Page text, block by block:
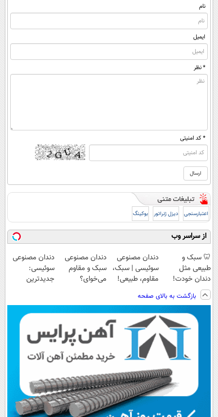
نام
ایمیل
* نظر
* کد امنیتی
اعتبارسنجی دیزل ژنراتور بوکینگ
از سراسر وب
🦷 سبک و
طبیعی مثل
دندان خودت!
نصب آسان و
پرداخت اقساطی
💳 📍 تهران
دندان مصنوعی
سوئیسی | سبک،
مقاوم، طبیعی!
رایگان+پرداخت
اقساطی😍
دندان مصنوعی
سبک و مقاوم
می‌خوای؟
📍تهران
دندان مصنوعی
سوئیسی:
جدیدترین
پرداخت قسطی
بازگشت به بالای صفحه